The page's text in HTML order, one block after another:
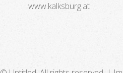
www.kalksburg.at